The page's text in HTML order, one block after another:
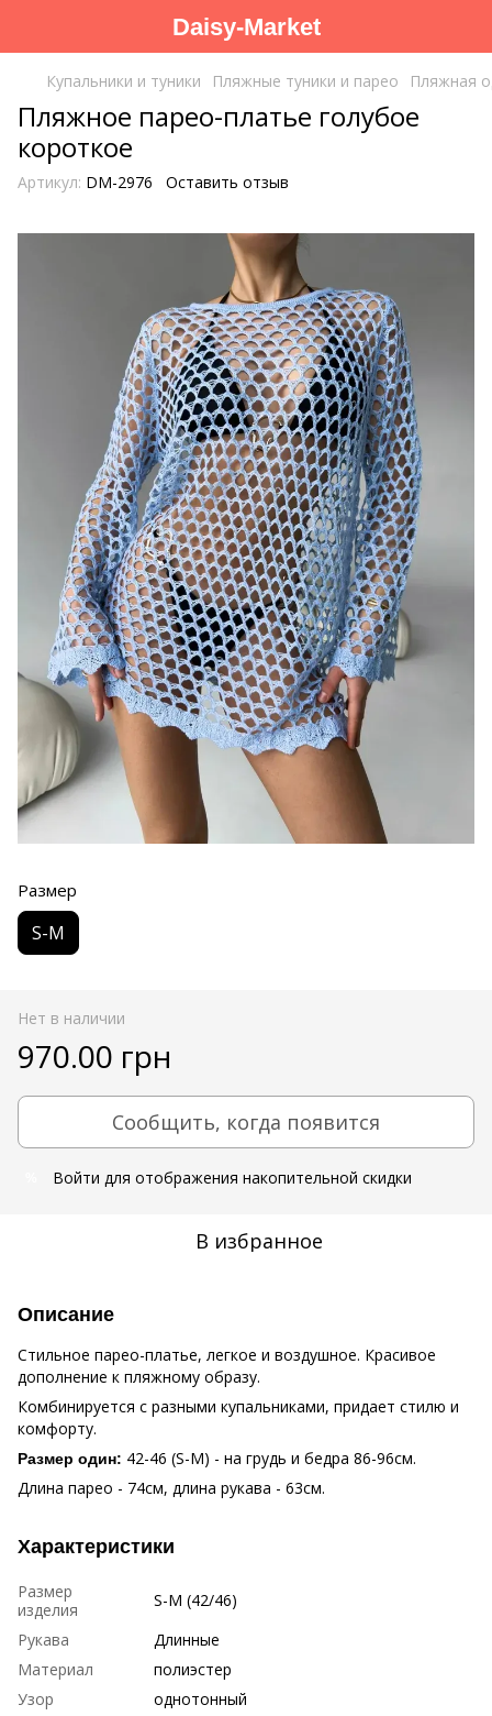
Daisy-Market
Купальники и туники Пляжные туники и парео Пляжная
Пляжное парео-платье голубое
короткое
Артикул: DM-2976 Оставить отзыв
Размер
S-M
Нет в наличии
970.00 грн
Сообщить, когда появится
Войти для отображения накопительной скидки
В избранное
Описание
Стильное парео-платье, легкое и воздушное. Красивое
дополнение к пляжному образу.
Комбинируется с разными купальниками, придает стилю и
комфорту.
Размер один: 42-46 (S-M) - на грудь и бедра 86-96см.
Длина парео - 74см, длина рукава - 63см.
Характеристики
Размер
изделия
S-M (42/46)
Рукава
Длинные
Материал
полиэстер
Узор
однотонный